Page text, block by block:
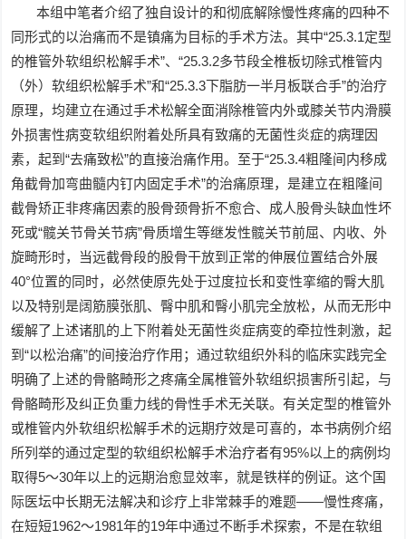
本组中笔者介绍了独自设计的和彻底解除慢性疼痛的四种不
同形式的以治痛而不是镇痛为目标的手术方法。其中“25.3.1定型
的椎管外软组织松解手术”、“25.3.2多节段全椎板切除式椎管内
（外）软组织松解手术”和“25.3.3下脂肪一半月板联合手”的治疗
原理，均建立在通过手术松解全面消除椎管内外或膝关节内滑膜
外损害性病变软组织附着处所具有致痛的无菌性炎症的病理因
素，起到“去痛致松”的直接治痛作用。至于“25.3.4粗隆间内移成
角截骨加弯曲髓内钉内固定手术”的治痛原理，是建立在粗隆间
截骨矫正非疼痛因素的股骨颈骨折不愈合、成人股骨头缺血性坏
死或“髋关节骨关节病”骨质增生等继发性髋关节前屈、内收、外
旋畸形时，当远截骨段的股骨干放到正常的伸展位置结合外展
40°位置的同时，必然使原先处于过度拉长和变性挛缩的臀大肌
以及特别是阔筋膜张肌、臀中肌和臀小肌完全放松，从而无形中
缓解了上述诸肌的上下附着处无菌性炎症病变的牵拉性刺激，起
到“以松治痛”的间接治疗作用；通过软组织外科的临床实践完全
明确了上述的骨骼畸形之疼痛全属椎管外软组织损害所引起，与
骨骼畸形及纠正负重力线的骨性手术无关联。有关定型的椎管外
或椎管内外软组织松解手术的远期疗效是可喜的，本书病例介绍
所列举的通过定型的软组织松解手术治疗者有95%以上的病例均
取得5～30年以上的远期治愈显效率，就是铁样的例证。这个国
际医坛中长期无法解决和诊疗上非常棘手的难题——慢性疼痛，
在短短1962～1981年的19年中通过不断手术探索，不是在软组